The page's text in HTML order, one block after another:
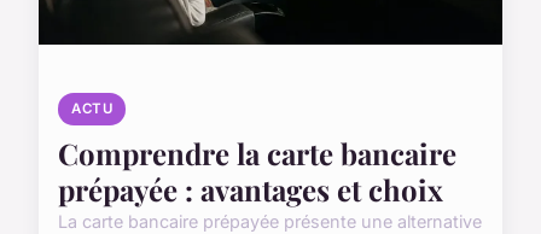
ACTU
Comprendre la carte bancaire
prépayée : avantages et choix
La carte bancaire prépayée présente une alternative